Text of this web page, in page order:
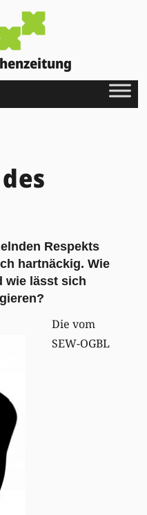
Respekts
hartnäckig. Wie
wie lässt sich
Die vom
SEW-OGBL